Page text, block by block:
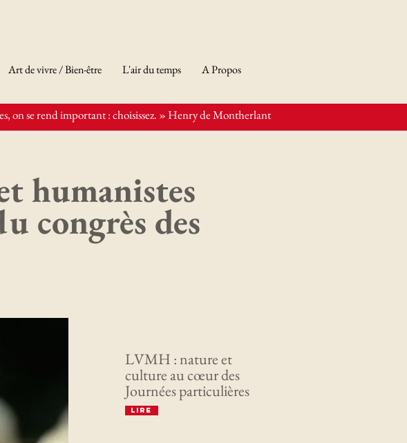
Art de vivre / Bien-être L'air du temps A Propos
on se rend important : choisissez. » Henry de Montherlant
humanistes
congrès des
LVMH : nature et
culture au cœur des
Journées particulières
Lire